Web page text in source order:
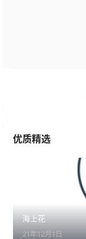
优质精选
海上花
21年12月1日